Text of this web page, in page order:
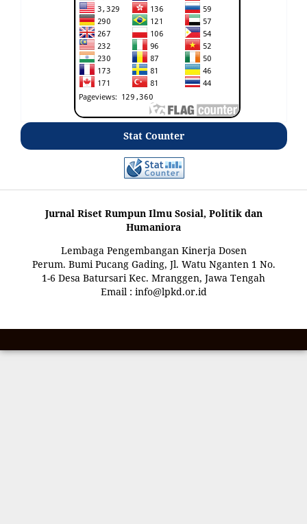
Stat Counter
Jurnal Riset Rumpun Ilmu Sosial, Politik dan
Humaniora
Lembaga Pengembangan Kinerja Dosen
Perum. Bumi Pucang Gading, Jl. Watu Nganten 1 No.
1-6 Desa Batursari Kec. Mranggen, Jawa Tengah
Email : info@lpkd.or.id